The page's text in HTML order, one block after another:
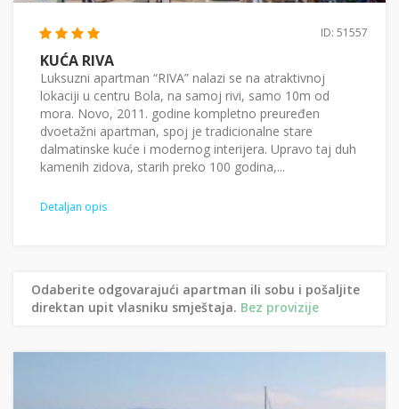
ID: 51557
KUĆA RIVA
Luksuzni apartman “RIVA” nalazi se na atraktivnoj
lokaciji u centru Bola, na samoj rivi, samo 10m od
mora. Novo, 2011. godine kompletno preuređen
dvoetažni apartman, spoj je tradicionalne stare
dalmatinske kuće i modernog interijera. Upravo taj duh
kamenih zidova, starih preko 100 godina,...
Detaljan opis
Odaberite odgovarajući apartman ili sobu i pošaljite
direktan upit vlasniku smještaja. Bez provizije